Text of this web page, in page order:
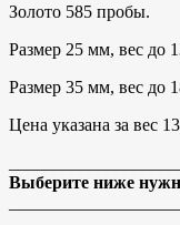
Золото 585 пробы.
Размер 25 мм, вес до
Размер 35 мм, вес до
Цена указана за вес
Выберите ниже